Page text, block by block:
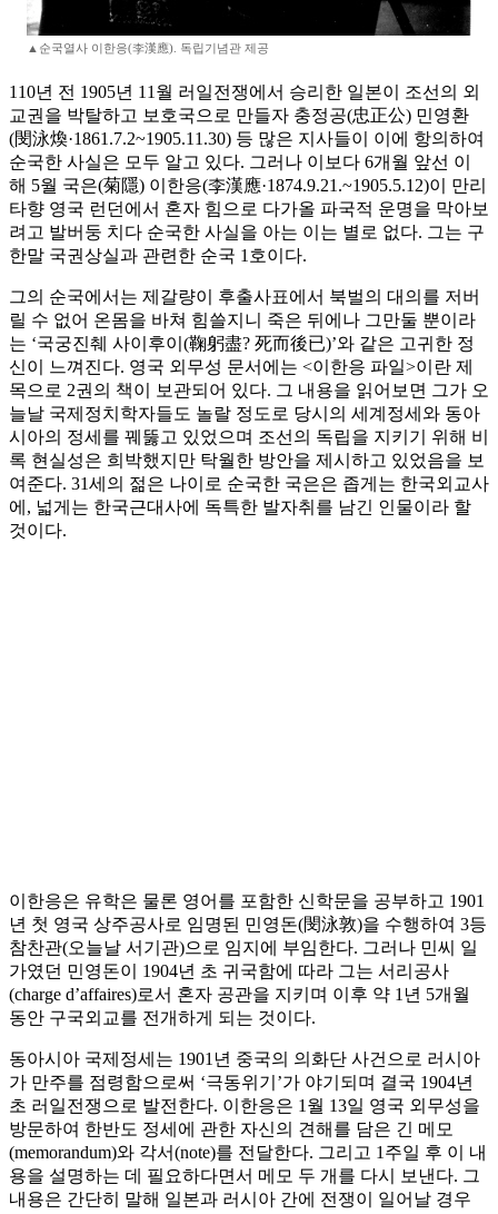
▲순국열사 이한응(李漢應). 독립기념관 제공
110년 전 1905년 11월 러일전쟁에서 승리한 일본이 조선의 외
교권을 박탈하고 보호국으로 만들자 충정공(忠正公) 민영환
(閔泳煥·1861.7.2~1905.11.30) 등 많은 지사들이 이에 항의하여
순국한 사실은 모두 알고 있다. 그러나 이보다 6개월 앞선 이
해 5월 국은(菊隱) 이한응(李漢應·1874.9.21.~1905.5.12)이 만리
타향 영국 런던에서 혼자 힘으로 다가올 파국적 운명을 막아보
려고 발버둥 치다 순국한 사실을 아는 이는 별로 없다. 그는 구
한말 국권상실과 관련한 순국 1호이다.
그의 순국에서는 제갈량이 후출사표에서 북벌의 대의를 저버
릴 수 없어 온몸을 바쳐 힘쓸지니 죽은 뒤에나 그만둘 뿐이라
는 ‘국궁진췌 사이후이(鞠躬盡? 死而後已)’와 같은 고귀한 정
신이 느껴진다. 영국 외무성 문서에는 <이한응 파일>이란 제
목으로 2권의 책이 보관되어 있다. 그 내용을 읽어보면 그가 오
늘날 국제정치학자들도 놀랄 정도로 당시의 세계정세와 동아
시아의 정세를 꿰뚫고 있었으며 조선의 독립을 지키기 위해 비
록 현실성은 희박했지만 탁월한 방안을 제시하고 있었음을 보
여준다. 31세의 젊은 나이로 순국한 국은은 좁게는 한국외교사
에, 넓게는 한국근대사에 독특한 발자취를 남긴 인물이라 할
것이다.
이한응은 유학은 물론 영어를 포함한 신학문을 공부하고 1901
년 첫 영국 상주공사로 임명된 민영돈(閔泳敦)을 수행하여 3등
참찬관(오늘날 서기관)으로 임지에 부임한다. 그러나 민씨 일
가였던 민영돈이 1904년 초 귀국함에 따라 그는 서리공사
(charge d’affaires)로서 혼자 공관을 지키며 이후 약 1년 5개월
동안 구국외교를 전개하게 되는 것이다.
동아시아 국제정세는 1901년 중국의 의화단 사건으로 러시아
가 만주를 점령함으로써 ‘극동위기’가 야기되며 결국 1904년
초 러일전쟁으로 발전한다. 이한응은 1월 13일 영국 외무성을
방문하여 한반도 정세에 관한 자신의 견해를 담은 긴 메모
(memorandum)와 각서(note)를 전달한다. 그리고 1주일 후 이 내
용을 설명하는 데 필요하다면서 메모 두 개를 다시 보낸다. 그
내용은 간단히 말해 일본과 러시아 간에 전쟁이 일어날 경우